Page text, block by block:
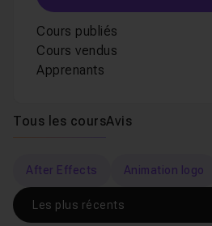
Cours publiés
Cours vendus
Apprenants
Tous les coursAvis
After Effects Animation logo